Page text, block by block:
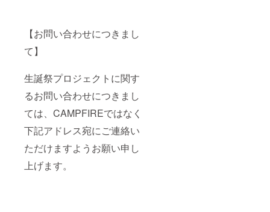
【お問い合わせにつきまし
て】
生誕祭プロジェクトに関す
るお問い合わせにつきまし
ては、CAMPFIREではなく
下記アドレス宛にご連絡い
ただけますようお願い申し
上げます。